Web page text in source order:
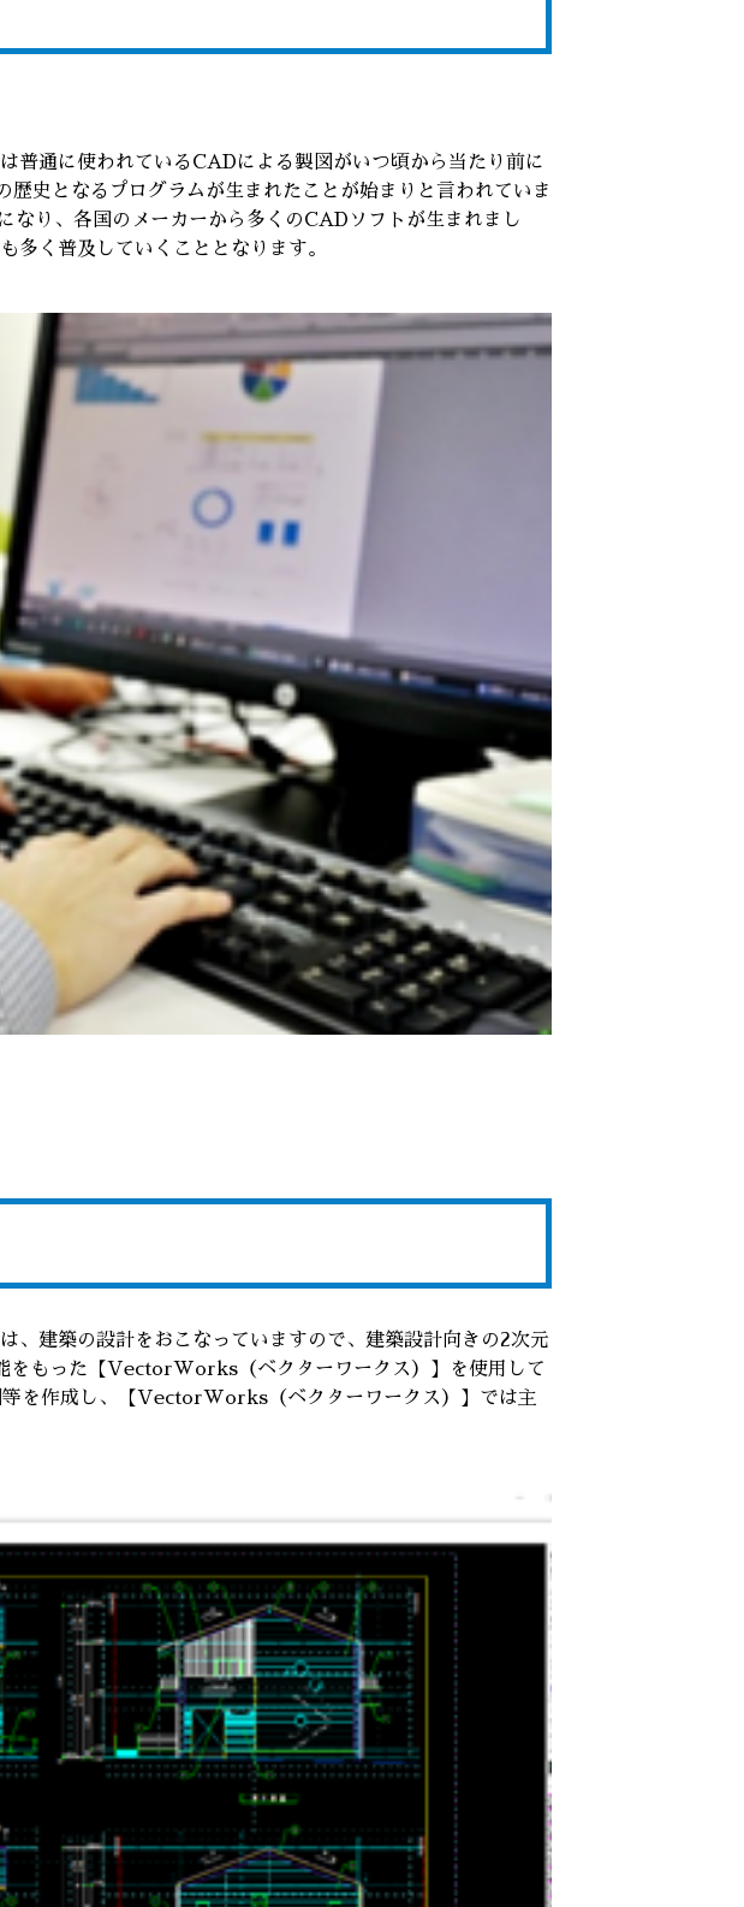
普通に使われているCADによる製図がいつ頃から当たり前に
史となるプログラムが生まれたことが始まりと言われていま
り、各国のメーカーから多くのCADソフトが生まれまし
多く普及していくこととなります。
、建築の設計をおこなっていますので、建築設計向きの2次元
をもった【VectorWorks（ベクターワークス）】を使用して
を作成し、【VectorWorks（ベクターワークス）】では主